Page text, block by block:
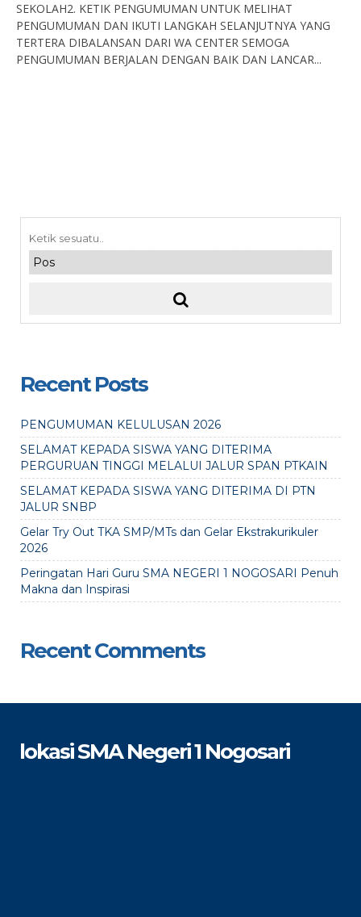
SEKOLAH2. KETIK PENGUMUMAN UNTUK MELIHAT
PENGUMUMAN DAN IKUTI LANGKAH SELANJUTNYA YANG
TERTERA DIBALANSAN DARI WA CENTER SEMOGA
PENGUMUMAN BERJALAN DENGAN BAIK DAN LANCAR...
Recent Posts
PENGUMUMAN KELULUSAN 2026
SELAMAT KEPADA SISWA YANG DITERIMA
PERGURUAN TINGGI MELALUI JALUR SPAN PTKAIN
SELAMAT KEPADA SISWA YANG DITERIMA DI PTN
JALUR SNBP
Gelar Try Out TKA SMP/MTs dan Gelar Ekstrakurikuler
2026
Peringatan Hari Guru SMA NEGERI 1 NOGOSARI Penuh
Makna dan Inspirasi
Recent Comments
lokasi SMA Negeri 1 Nogosari